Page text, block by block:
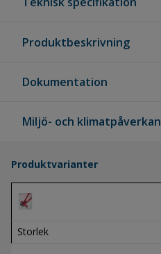
Produktbeskrivning
Dokumentation
Miljö- och klimatpåverkan
Produktvarianter
Storlek